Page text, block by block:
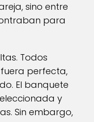
sino entre
para
Todos
perfecta,
El banquete
y
Sin embargo,